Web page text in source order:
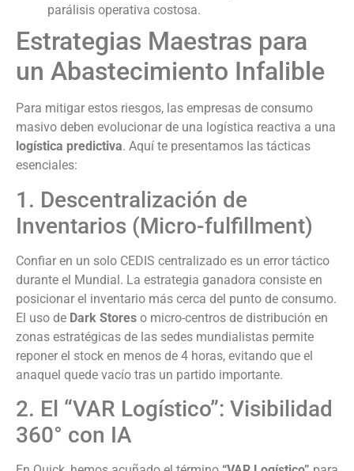
parálisis operativa costosa.
Estrategias Maestras para
un Abastecimiento Infalible
Para mitigar estos riesgos, las empresas de consumo
masivo deben evolucionar de una logística reactiva a una
logística predictiva. Aquí te presentamos las tácticas
esenciales:
1. Descentralización de
Inventarios (Micro-fulfillment)
Confiar en un solo CEDIS centralizado es un error táctico
durante el Mundial. La estrategia ganadora consiste en
posicionar el inventario más cerca del punto de consumo.
El uso de Dark Stores o micro-centros de distribución en
zonas estratégicas de las sedes mundialistas permite
reponer el stock en menos de 4 horas, evitando que el
anaquel quede vacío tras un partido importante.
2. El “VAR Logístico”: Visibilidad
360° con IA